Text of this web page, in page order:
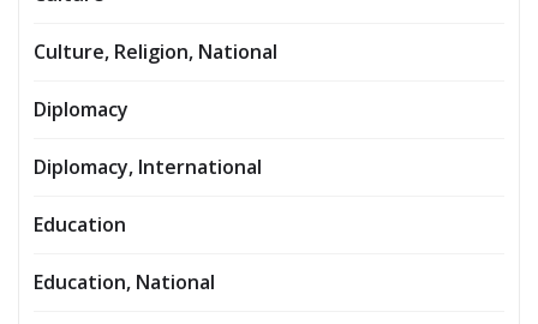
Culture, Religion, National
Diplomacy
Diplomacy, International
Education
Education, National